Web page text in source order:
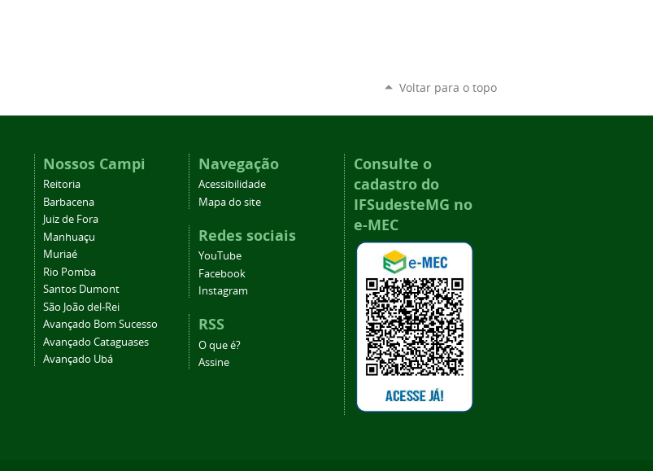
Voltar para o topo
Nossos Campi
Reitoria
Barbacena
Juiz de Fora
Manhuaçu
Muriaé
Rio Pomba
Santos Dumont
São João del-Rei
Avançado Bom Sucesso
Avançado Cataguases
Avançado Ubá
Navegação
Acessibilidade
Mapa do site
Redes sociais
YouTube
Facebook
Instagram
RSS
O que é?
Assine
Consulte o
cadastro do
IFSudesteMG no
e-MEC